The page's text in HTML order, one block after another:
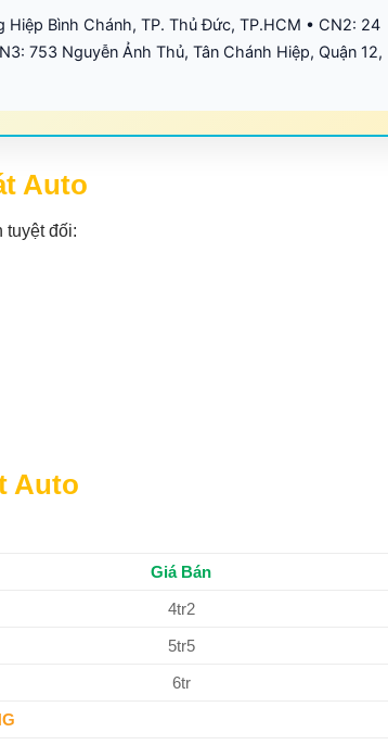
Hiệp Bình Chánh, TP. Thủ Đức, TP.HCM • CN2: 24
753 Nguyễn Ảnh Thủ, Tân Chánh Hiệp, Quận 12,
Auto
tuyệt đối:
Auto
Giá Bán
4tr2
5tr5
6tr